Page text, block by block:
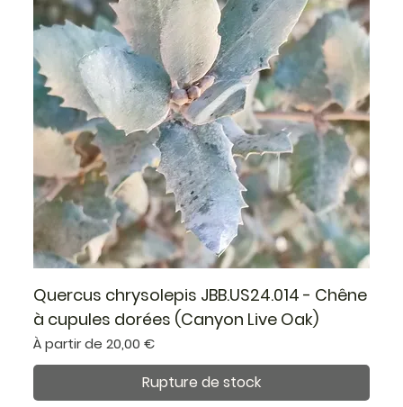
Quercus chrysolepis JBB.US24.014 - Chêne
à cupules dorées (Canyon Live Oak)
À partir de20,00 €
Prix promotionnel
Rupture de stock